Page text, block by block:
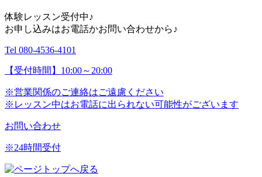
体験レッスン受付中♪
お申し込みはお電話かお問い合わせから♪
Tel 080-4536-4101
【受付時間】10:00～20:00
※営業関係のご連絡はご遠慮ください
※レッスン中はお電話に出られない可能性がございます
お問い合わせ
※24時間受付